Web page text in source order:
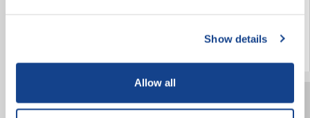
Show details
Allow all
Výluka